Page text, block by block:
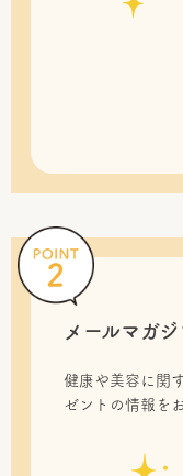
メールマガジ
健康や美容に関
ゼントの情報を